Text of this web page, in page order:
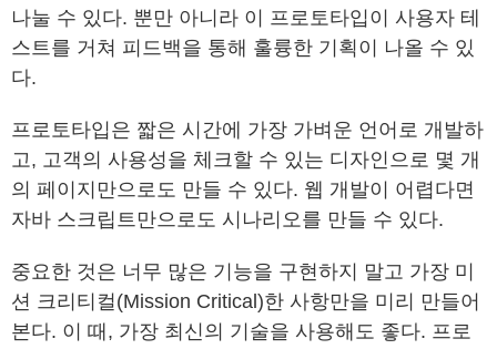
나눌 수 있다. 뿐만 아니라 이 프로토타입이 사용자 테
스트를 거쳐 피드백을 통해 훌륭한 기획이 나올 수 있
다.
프로토타입은 짧은 시간에 가장 가벼운 언어로 개발하
고, 고객의 사용성을 체크할 수 있는 디자인으로 몇 개
의 페이지만으로도 만들 수 있다. 웹 개발이 어렵다면
자바 스크립트만으로도 시나리오를 만들 수 있다.
중요한 것은 너무 많은 기능을 구현하지 말고 가장 미
션 크리티컬(Mission Critical)한 사항만을 미리 만들어
본다. 이 때, 가장 최신의 기술을 사용해도 좋다. 프로